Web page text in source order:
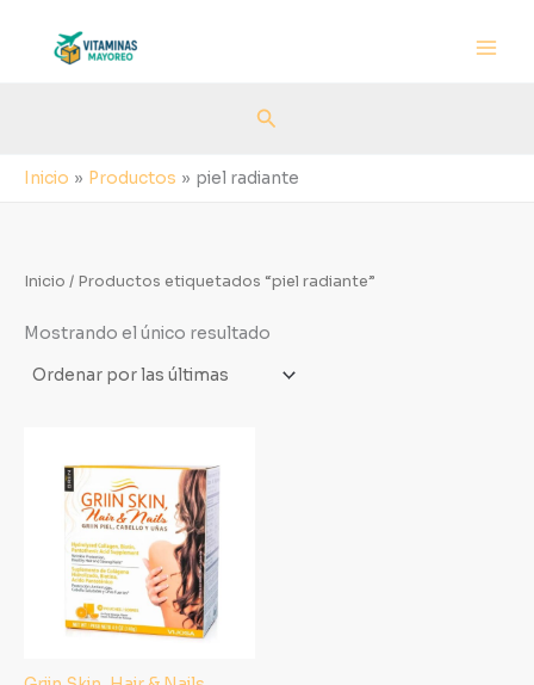
contenido
Buscar
Inicio Productos piel radiante
Inicio / Productos etiquetados “piel radiante”
Mostrando el único resultado